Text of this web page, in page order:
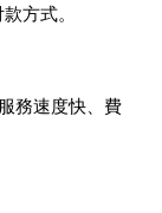
方式。
務速度快、費